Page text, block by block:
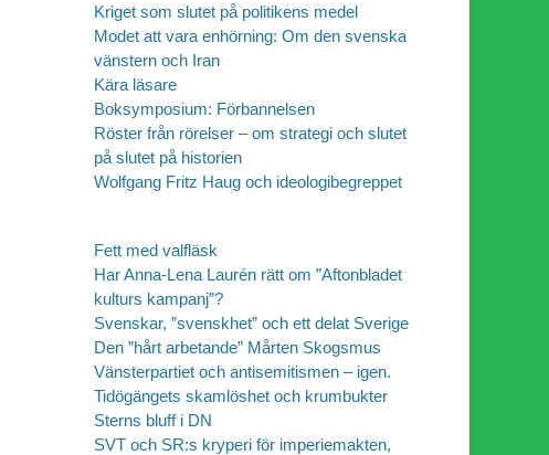
Kriget som slutet på politikens medel
Modet att vara enhörning: Om den svenska
vänstern och Iran
Kära läsare
Boksymposium: Förbannelsen
Röster från rörelser – om strategi och slutet
på slutet på historien
Wolfgang Fritz Haug och ideologibegreppet
Fett med valfläsk
Har Anna-Lena Laurén rätt om ”Aftonbladet
kulturs kampanj”?
Svenskar, ”svenskhet” och ett delat Sverige
Den ”hårt arbetande” Mårten Skogsmus
Vänsterpartiet och antisemitismen – igen.
Tidögängets skamlöshet och krumbukter
Sterns bluff i DN
SVT och SR:s kryperi för imperiemakten,